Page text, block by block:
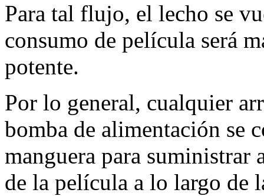
Para tal flujo, el lecho se
consumo de película será
potente.
Por lo general, cualquier
bomba de alimentación se
manguera para suministrar
de la película a lo largo de